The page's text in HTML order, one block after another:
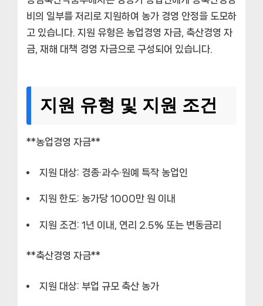
비의 일부를 저리로 지원하여 농가 경영 안정을 도모하
고 있습니다. 지원 유형은 농업경영 자금, 축산경영 자
금, 재해 대책 경영 자금으로 구성되어 있습니다.
지원 유형 및 지원 조건
**농업경영 자금**
지원 대상: 경종·과수·원예 특작 농업인
지원 한도: 농가당 1000만 원 이내
지원 조건: 1년 이내, 연리 2.5% 또는 변동금리
**축산경영 자금**
지원 대상: 부업 규모 축산 농가